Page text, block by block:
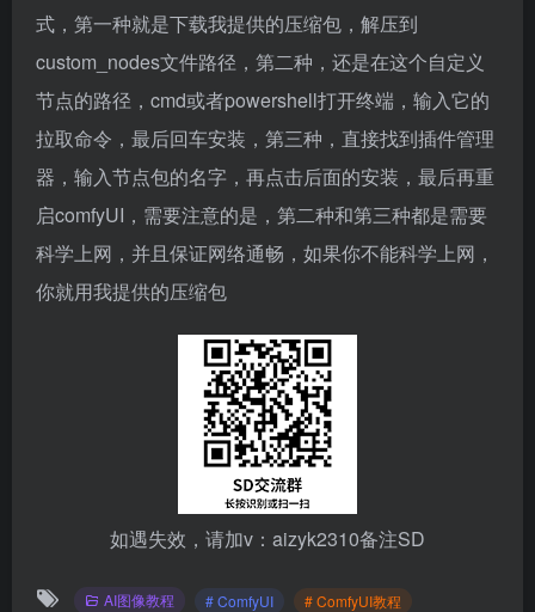
式，第一种就是下载我提供的压缩包，解压到
custom_nodes文件路径，第二种，还是在这个自定义
节点的路径，cmd或者powershell打开终端，输入它的
拉取命令，最后回车安装，第三种，直接找到插件管理
器，输入节点包的名字，再点击后面的安装，最后再重
启comfyUI，需要注意的是，第二种和第三种都是需要
科学上网，并且保证网络通畅，如果你不能科学上网，
你就用我提供的压缩包
如遇失效，请加v：aizyk2310备注SD
AI图像教程 # ComfyUI # ComfyUI教程